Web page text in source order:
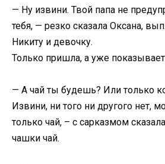
— Ну извини. Твой папа не
тебя, — резко сказала Оксана,
Никиту и девочку.
Только пришла, а уже показывает
— А чай ты будешь? Или только
Извини, ни того ни другого нет,
только чай, – с сарказмом
чашки чай.